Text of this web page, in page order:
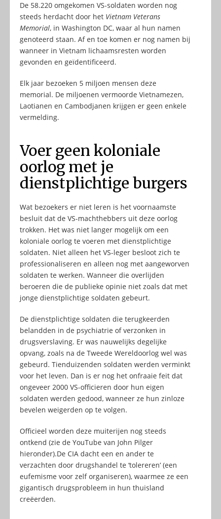
De 58.220 omgekomen VS-soldaten worden nog
steeds herdacht door het Vietnam Veterans
Memorial, in Washington DC, waar al hun namen
genoteerd staan. Af en toe komen er nog namen bij
wanneer in Vietnam lichaamsresten worden
gevonden en geïdentificeerd.
Elk jaar bezoeken 5 miljoen mensen deze
memorial. De miljoenen vermoorde Vietnamezen,
Laotianen en Cambodjanen krijgen er geen enkele
vermelding.
Voer geen koloniale
oorlog met je
dienstplichtige burgers
Wat bezoekers er niet leren is het voornaamste
besluit dat de VS-machthebbers uit deze oorlog
trokken. Het was niet langer mogelijk om een
koloniale oorlog te voeren met dienstplichtige
soldaten. Niet alleen het VS-leger besloot zich te
professionaliseren en alleen nog met aangeworven
soldaten te werken. Wanneer die overlijden
beroeren die de publieke opinie niet zoals dat met
jonge dienstplichtige soldaten gebeurt.
De dienstplichtige soldaten die terugkeerden
belandden in de psychiatrie of verzonken in
drugsverslaving. Er was nauwelijks degelijke
opvang, zoals na de Tweede Wereldoorlog wel was
gebeurd. Tienduizenden soldaten werden verminkt
voor het leven. Dan is er nog het onfraaie feit dat
ongeveer 2000 VS-officieren door hun eigen
soldaten werden gedood, wanneer ze hun zinloze
bevelen weigerden op te volgen.
Officieel worden deze muiterijen nog steeds
ontkend (zie de YouTube van John Pilger
hieronder).De CIA dacht een en ander te
verzachten door drugshandel te ‘tolereren’ (een
eufemisme voor zelf organiseren), waarmee ze een
gigantisch drugsprobleem in hun thuisland
creëerden.